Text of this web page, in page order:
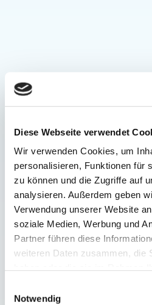
Diese Webseite verwendet
Wir verwenden Cookies, um
personalisieren, Funktionen für
zu können und die Zugriffe auf
analysieren. Außerdem geben
Verwendung unserer Website
soziale Medien, Werbung und
Partner führen diese
weiteren Daten zusammen, die
Notwendig